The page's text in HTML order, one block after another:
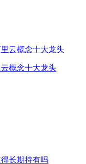
概念十大龙头